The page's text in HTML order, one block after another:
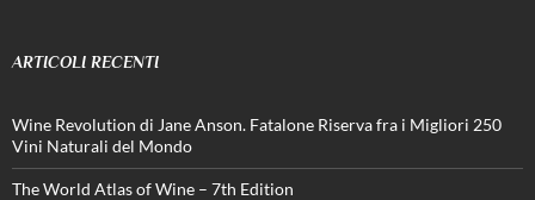
ARTICOLI RECENTI
Wine Revolution di Jane Anson. Fatalone Riserva fra i Migliori 250
Vini Naturali del Mondo
The World Atlas of Wine – 7th Edition